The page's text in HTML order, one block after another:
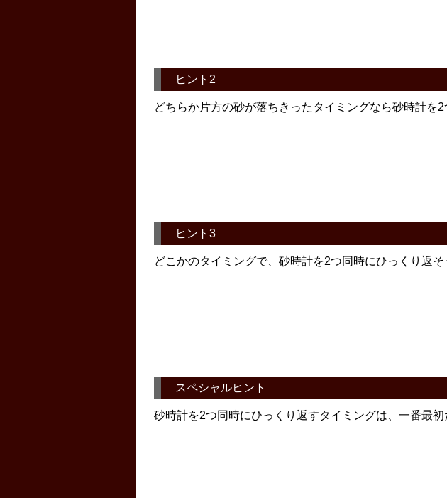
ヒント2
どちらか片方の砂が落ちきったタイミングなら砂時計を2
ヒント3
どこかのタイミングで、砂時計を2つ同時にひっくり返そ
スペシャルヒント
砂時計を2つ同時にひっくり返すタイミングは、一番最初